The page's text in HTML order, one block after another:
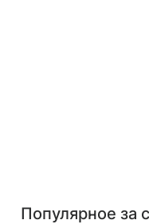
Популярное за